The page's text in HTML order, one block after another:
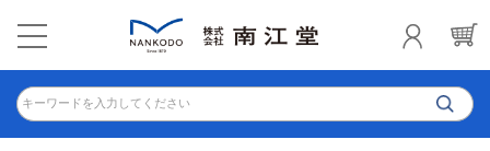
キーワードを入力してください